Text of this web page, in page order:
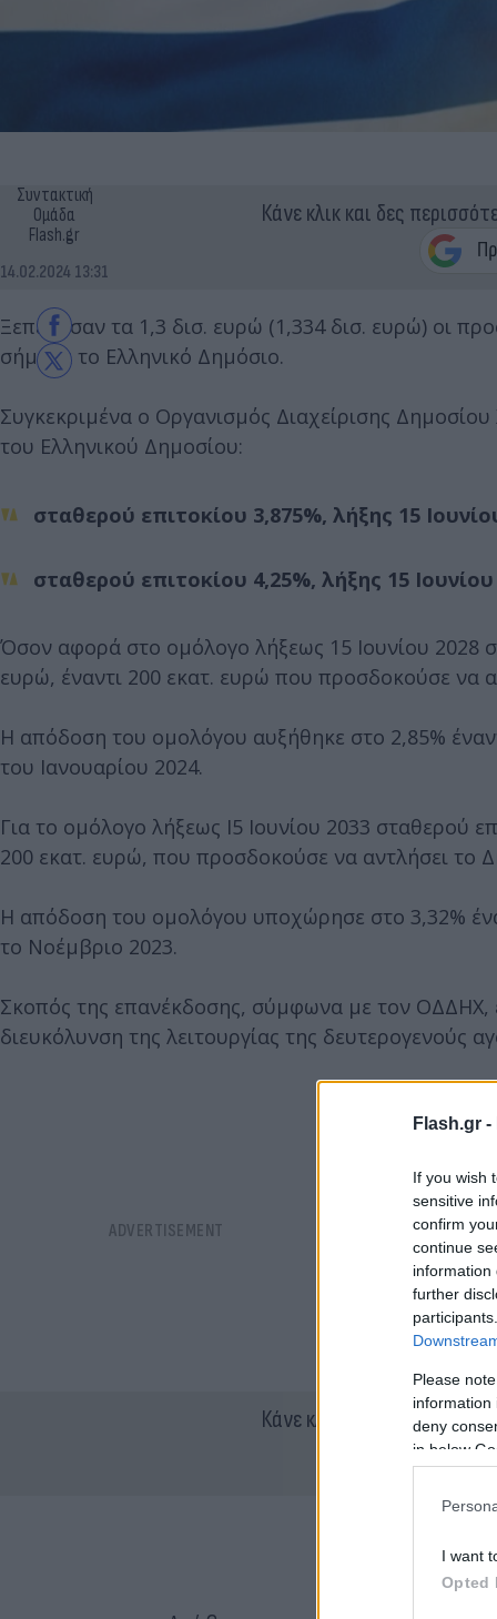
Flash.gr -
If you wish
sensitive
confirm
continue
information
further
Please
information
deny
in below
I want
Opted
Συντακτική
Ομάδα
Flash.gr
14.02.2024 13:31
Κάνε κλικ και δες
Ξεπέρασαν τα 1,3 δισ. ευρώ (1,334 δισ. ευρώ) οι
σήμερα το Ελληνικό Δημόσιο.
Συγκεκριμένα ο Οργανισμός Διαχείρισης
του Ελληνικού Δημοσίου:
σταθερού επιτοκίου 3,875%, λήξης 15
σταθερού επιτοκίου 4,25%, λήξης 15 Ιουνίου
Όσον αφορά στο ομόλογο λήξεως 15 Ιουνίου 2028
ευρώ, έναντι 200 εκατ. ευρώ που προσδοκούσε να
Η απόδοση του ομολόγου αυξήθηκε στο 2,85%
του Ιανουαρίου 2024.
Για το ομόλογο λήξεως Ι5 Ιουνίου 2033 σταθερού
200 εκατ. ευρώ, που προσδοκούσε να αντλήσει το
Η απόδοση του ομολόγου υποχώρησε στο 3,32%
το Νοέμβριο 2023.
Σκοπός της επανέκδοσης, σύμφωνα με τον ΟΔΔΗΧ,
διευκόλυνση της λειτουργίας της δευτερογενούς
Κάνε κλικ και δες